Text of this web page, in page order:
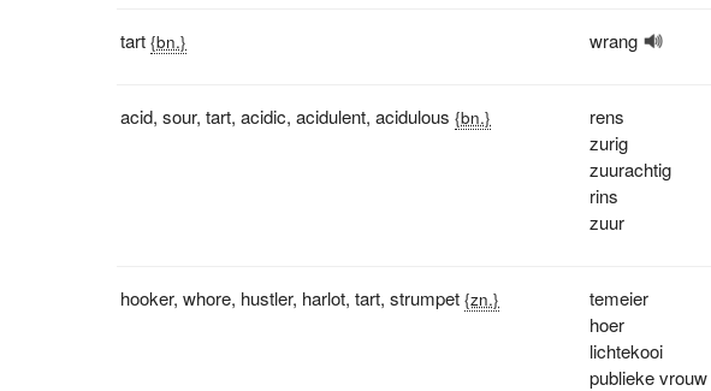
tart {bn.} wrang
acid,sour,tart,acidic,acidulent,acidulous {bn.}
rens
zurig
zuurachtig
rins
zuur
hooker,whore, hustler, harlot,tart,strumpet {zn.}
temeier
hoer
lichtekooi
publieke vrouw